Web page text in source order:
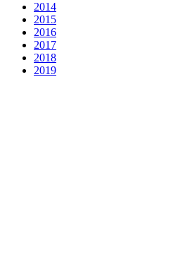
2014
2015
2016
2017
2018
2019